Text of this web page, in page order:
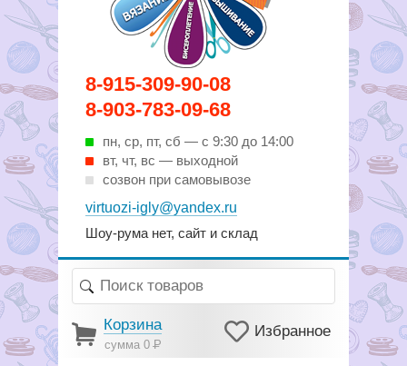
8-915-309-90-08
8-903-783-09-68
пн, ср, пт, cб — с 9:30 до 14:00
вт, чт, вс — выходной
созвон при самовывозе
virtuozi-igly@yandex.ru
Шоу-рума нет, сайт и склад
Вирутозы иглы. Товары для
шитья и рукоделья
Корзина
сумма 0Р
Избранное